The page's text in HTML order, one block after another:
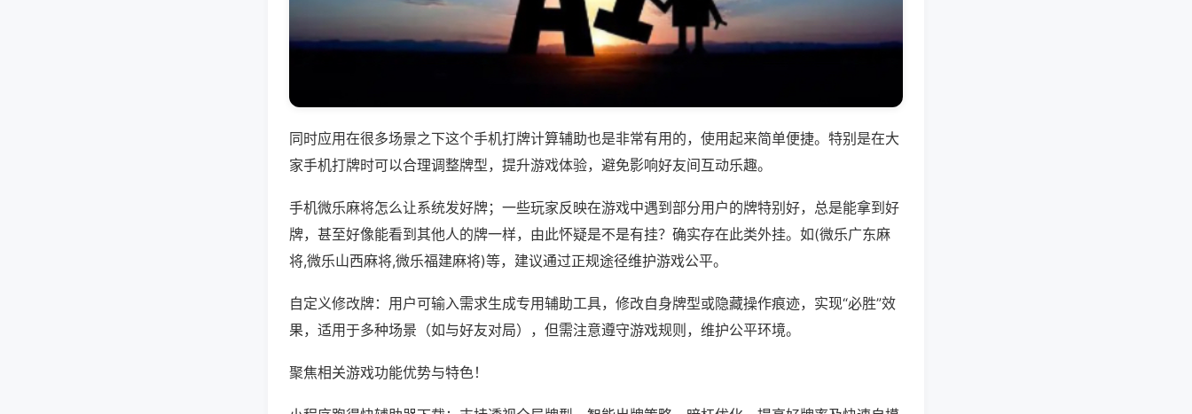
同时应用在很多场景之下这个手机打牌计算辅助也是非常有用的，使用起来简单便捷。特别是在大
家手机打牌时可以合理调整牌型，提升游戏体验，避免影响好友间互动乐趣。
手机微乐麻将怎么让系统发好牌；一些玩家反映在游戏中遇到部分用户的牌特别好，总是能拿到好
牌，甚至好像能看到其他人的牌一样，由此怀疑是不是有挂？确实存在此类外挂。如(微乐广东麻
将,微乐山西麻将,微乐福建麻将)等，建议通过正规途径维护游戏公平。
自定义修改牌：用户可输入需求生成专用辅助工具，修改自身牌型或隐藏操作痕迹，实现“必胜”效
果，适用于多种场景（如与好友对局），但需注意遵守游戏规则，维护公平环境。
聚焦相关游戏功能优势与特色！